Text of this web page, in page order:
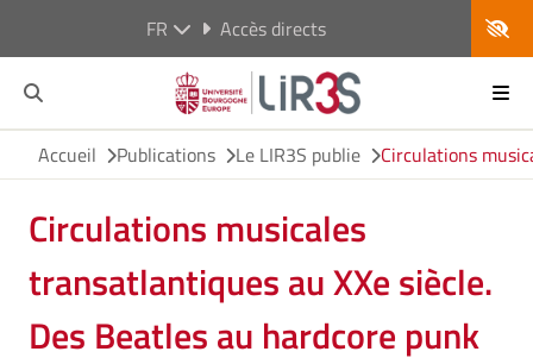
FR Accès directs
Accueil Publications Le LIR3S publie Circulations
Circulations musicales
transatlantiques au XXe siècle.
Des Beatles au hardcore punk